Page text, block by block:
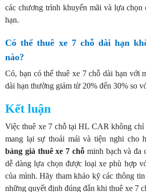
các chương trình khuyến mãi và lựa chọn
hạn.
Có thể thuê xe 7 chỗ dài hạn
nào?
Có, bạn có thể thuê xe 7 chỗ dài hạn với
dài hạn thường giảm từ 20% đến 30% so
Kết luận
Việc thuê xe 7 chỗ tại HL CAR không chỉ
mang lại sự thoải mái và tiện nghi cho
bảng giá thuê xe 7 chỗminh bạch và đa
dễ dàng lựa chọn được loại xe phù hợp
của mình. Hãy tham khảo kỹ các thông
những quyết định đúng đắn khi thuê xe 7